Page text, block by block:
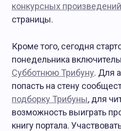
конкурсных произведений
страницы.
Кроме того, сегодня
понедельника
Субботнюю Трибуну. Для
попасть на стену
подборку Трибуны, для
возможность выиграть
книгу портала.